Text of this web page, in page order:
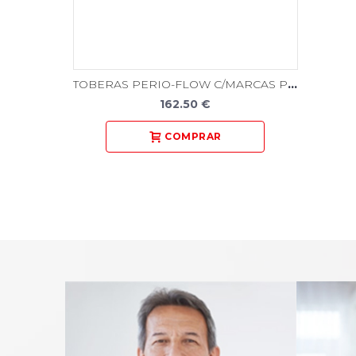
TOBERAS PERIO-FLOW C/MARCAS PROF. 40u.
162.50 €